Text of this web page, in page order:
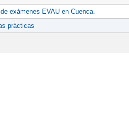
exámenes EVAU en Cuenca.
prácticas